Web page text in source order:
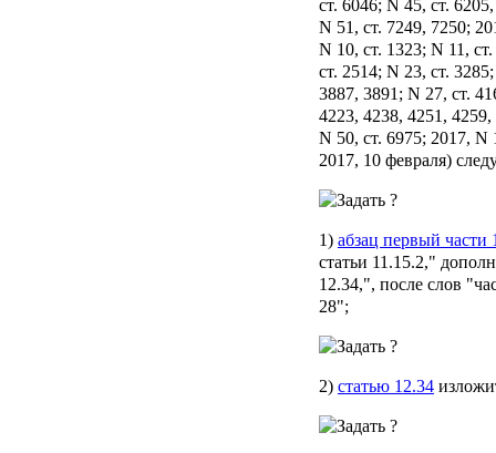
ст. 6046; N 45, ст.
N 51, ст. 7249, 7250;
N 10, ст. 1323; N 11,
ст. 2514; N 23, ст.
3887, 3891; N 27, ст.
4223, 4238, 4251,
N 50, ст. 6975; 2017, N
2017, 10 февраля)
1) абзац первый части
статьи 11.15.2,"
12.34,", после слов
28";
2) статью 12.34